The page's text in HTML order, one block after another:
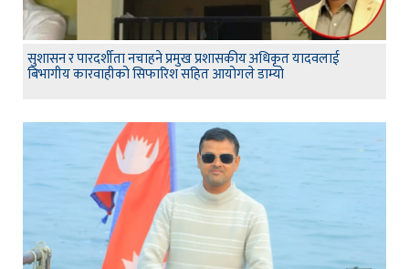
सुशासन र पारदर्शीता नचाहने प्रमुख प्रशासकीय अधिकृत यादवलाई
बिभागीय कारवाहीको सिफारिश सहित आयोगले डाम्यो